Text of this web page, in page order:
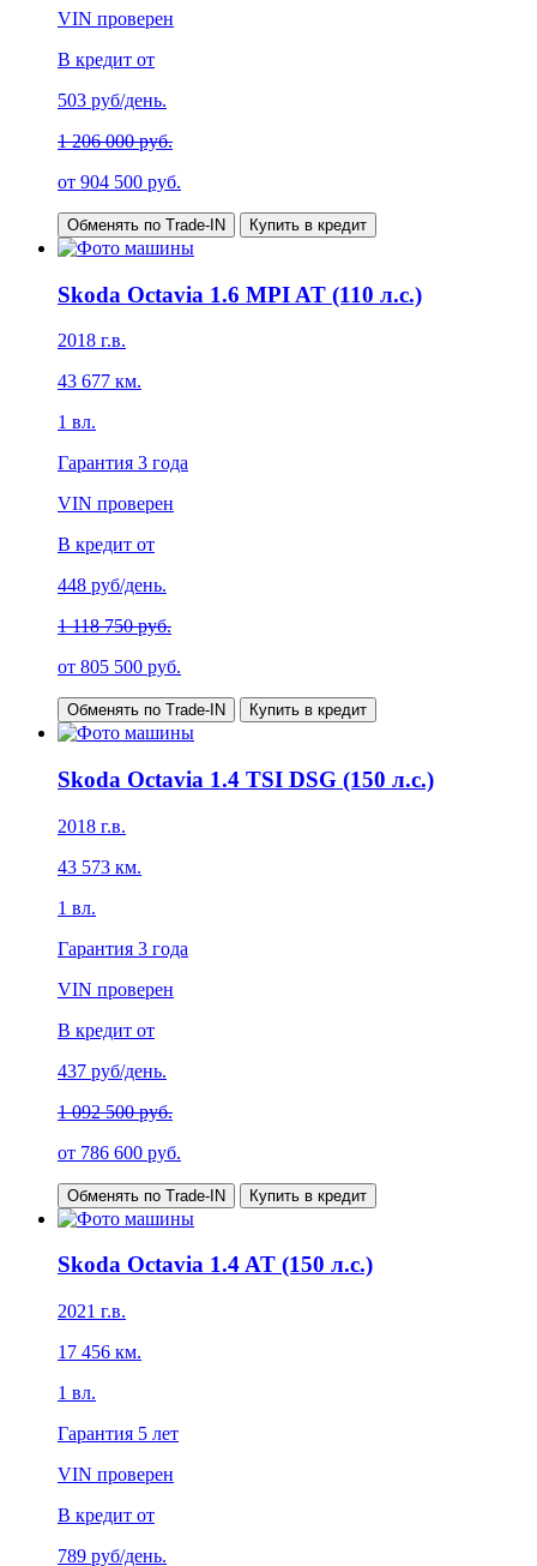
VIN проверен
В кредит от
503 руб/день.
1 206 000 руб.
от 904 500 руб.
Обменять по Trade-IN Купить в кредит
Skoda Octavia 1.6 MPI AT (110 л.с.)
2018 г.в.
43 677 км.
1 вл.
Гарантия 3 года
VIN проверен
В кредит от
448 руб/день.
1 118 750 руб.
от 805 500 руб.
Обменять по Trade-IN Купить в кредит
Skoda Octavia 1.4 TSI DSG (150 л.с.)
2018 г.в.
43 573 км.
1 вл.
Гарантия 3 года
VIN проверен
В кредит от
437 руб/день.
1 092 500 руб.
от 786 600 руб.
Обменять по Trade-IN Купить в кредит
Skoda Octavia 1.4 AT (150 л.с.)
2021 г.в.
17 456 км.
1 вл.
Гарантия 5 лет
VIN проверен
В кредит от
789 руб/день.